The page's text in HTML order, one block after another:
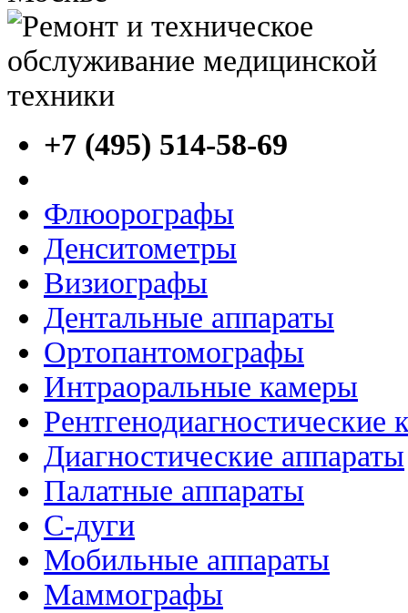
+7 (495) 514-58-69
Флюорографы
Денситометры
Визиографы
Дентальные аппараты
Ортопантомографы
Интраоральные камеры
Рентгенодиагностические
Диагностические аппараты
Палатные аппараты
C-дуги
Мобильные аппараты
Маммографы